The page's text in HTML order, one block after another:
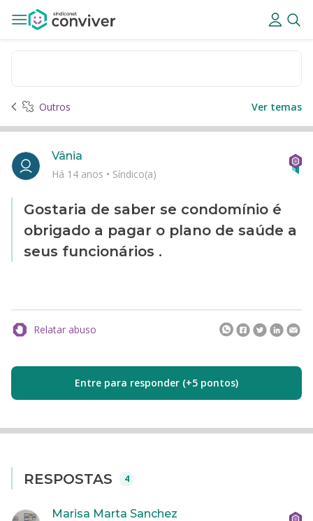
Outros Ver temas
Gostaria de saber se condomínio é
obrigado a pagar o plano de saúde a
seus funcionários .
Vânia
Há 14 anos • Síndico(a)
Relatar abuso
Entre para responder (+5 pontos)
RESPOSTAS 4
Marisa Marta Sanchez